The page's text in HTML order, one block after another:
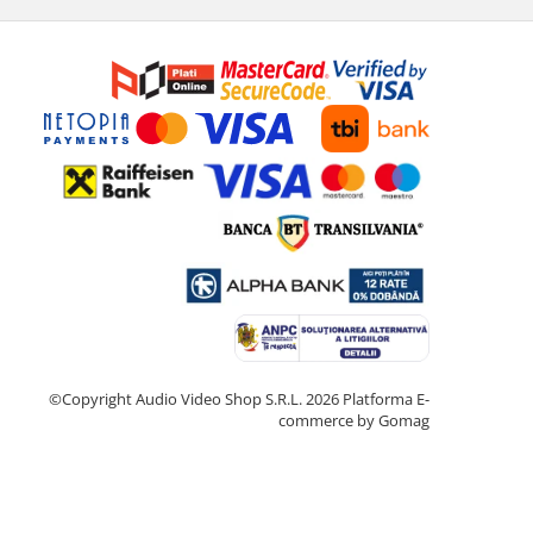
©Copyright Audio Video Shop S.R.L. 2026 Platforma E-
commerce by Gomag